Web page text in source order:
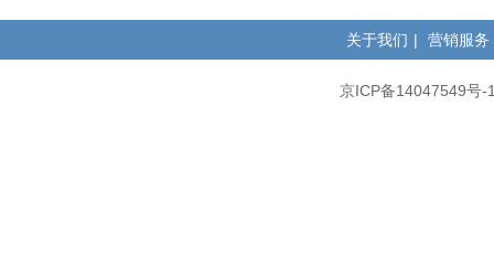
关于我们 | 营销服务
京ICP备14047549号-